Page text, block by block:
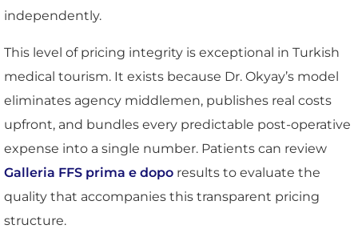
independently.
This level of pricing integrity is exceptional in Turkish
medical tourism. It exists because Dr. Okyay’s model
eliminates agency middlemen, publishes real costs
upfront, and bundles every predictable post-operative
expense into a single number. Patients can review
Galleria FFS prima e dopo results to evaluate the
quality that accompanies this transparent pricing
structure.